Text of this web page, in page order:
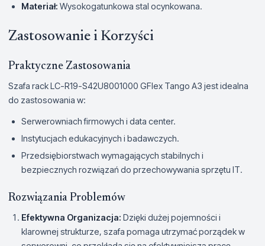
Materiał: Wysokogatunkowa stal ocynkowana.
Zastosowanie i Korzyści
Praktyczne Zastosowania
Szafa rack LC-R19-S42U8001000 GFlex Tango A3 jest idealna
do zastosowania w:
Serwerowniach firmowych i data center.
Instytucjach edukacyjnych i badawczych.
Przedsiębiorstwach wymagających stabilnych i
bezpiecznych rozwiązań do przechowywania sprzętu IT.
Rozwiązania Problemów
Efektywna Organizacja: Dzięki dużej pojemności i
klarownej strukturze, szafa pomaga utrzymać porządek w